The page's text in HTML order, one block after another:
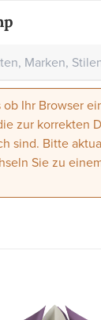
ob Ihr Browser
zur korrekten
sind. Bitte
Sie zu